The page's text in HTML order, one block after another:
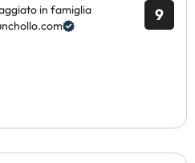
9
in famiglia